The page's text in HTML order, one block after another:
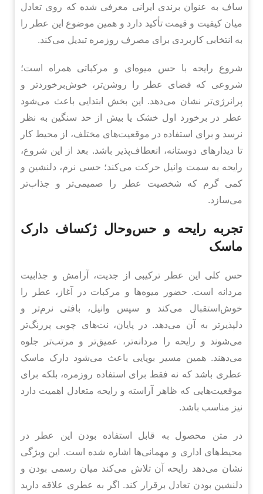
ساف به عنوان برندی ایرانی معرفی شده که روی تعادل
میان کیفیت و قیمت تأکید دارد و همین موضوع این عطر را
به انتخابی کاربردی برای مصرف روزمره تبدیل می‌کند.
شروع رایحه با حس میوه‌ای و مرکباتی همراه است؛
شروعی که فضای عطر را روشن‌تر، خوش‌برخوردتر و
پرانرژی‌تر نشان می‌دهد. این بخش ابتدایی باعث می‌شود
عطر در برخورد اول خشک یا بیش از حد سنگین به نظر
نرسد و برای استفاده در موقعیت‌های مختلف، از محیط کار
تا دیدارهای دوستانه، انعطاف‌پذیر باشد. بعد از این شروع،
رایحه به سمت وانیل حرکت می‌کند؛ حسی نرم، دلنشین و
کمی گرم که شخصیت عطر را صمیمی‌تر و جذاب‌تر
می‌سازد.
تجربه رایحه و حس‌وحال ژکساف دارک
ماسک
حس کلی این عطر ترکیبی از جدیت، آرامش و جذابیت
مردانه است. حضور میوه‌ها و مرکبات در آغاز، عطر را
خوش‌استقبال می‌کند و سپس وانیل، بافتی نرم‌تر و
دلپذیرتر به آن می‌دهد. در پایان، نت‌های چوبی پررنگ‌تر
می‌شوند و رایحه را مردانه‌تر، عمیق‌تر و مرتب‌تر جلوه
می‌دهند. همین مسیر بویایی باعث می‌شود دارک ماسک
عطری باشد که نه فقط برای استفاده روزمره، بلکه برای
موقعیت‌هایی که ظاهر آراسته و رایحه متعادل اهمیت دارد
نیز مناسب باشد.
در متن محصول به قابل استفاده بودن این عطر در
محیط‌های اداری و مهمانی‌ها اشاره شده است. این ویژگی
نشان می‌دهد رایحه آن تلاش می‌کند میان رسمی بودن و
دلنشین بودن تعادل برقرار کند. اگر به عطری علاقه دارید